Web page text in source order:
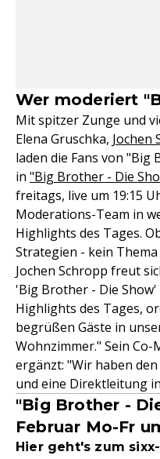
Wer moderiert
Mit spitzer Zunge und
Elena Gruschka, Jochen
laden die Fans von "Big
in "Big Brother - Die
freitags, live um 19:15
Moderations-Team in
Highlights des Tages.
Strategien - kein
Jochen Schropp freut
'Big Brother - Die
Highlights des Tages,
begrüßen Gäste in
Wohnzimmer." Sein
ergänzt: "Wir haben
und eine Direktleitung
"Big Brother -
Februar Mo-Fr
Hier geht's zum